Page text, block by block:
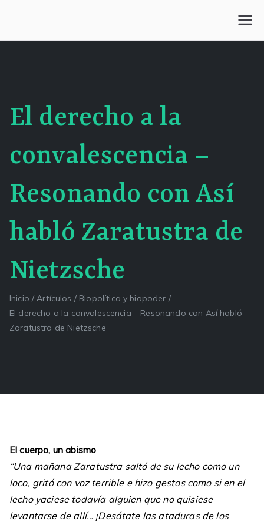
contenido
Centro Kesselman
El derecho a la
convalescencia –
Resonando con Así
habló Zaratustra de
Nietzsche
Inicio
Artículos / Biopolítica y biopoder
El derecho a la convalescencia – Resonando con Así habló
Zaratustra de Nietzsche
El cuerpo, un abismo
“Una mañana Zaratustra saltó de su lecho como un
loco, gritó con voz terrible e hizo gestos como si en el
lecho yaciese todavía alguien que no quisiese
levantarse de allí… ¡Desátate las ataduras de los